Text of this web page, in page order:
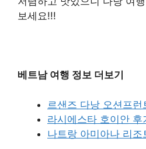
보세요!!!
베트남 여행 정보 더보기
르샌즈 다낭 오션프
라시에스타 호이안 후
나트랑 아미아나 리조